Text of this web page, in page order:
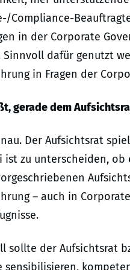
Compliance-
in der Corporate
dafür genutzt
in Fragen der
gerade dem
Der Aufsichtsrat
ist zu unterscheiden,
– auch in
sollte der Aufsichtsrat
sensibilisieren,